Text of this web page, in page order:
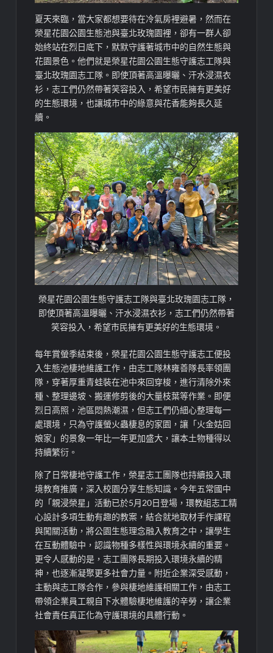
夏天來臨，當大家都想要待在冷氣房裡避暑，然而在
榮星花園公園生態池與臺北玫瑰園裡，卻有一群人卻
始終站在烈日底下，默默守護著城市中的自然生態與
花園景色。他們就是榮星花園公園生態守護志工隊與
臺北玫瑰園志工隊。即使頂著高溫曝曬、汗水浸濕衣
衫，志工們仍然帶著笑容投入，希望市民擁有更美好
的生態環境，也讓城市中的綠意與花香能夠長久延
續。
榮星花園公園生態守護志工隊與臺北玫瑰園志工隊，
即使頂著高溫曝曬、汗水浸濕衣衫，志工們仍然帶著
笑容投入，希望市民擁有更美好的生態環境。
每年賞螢季結束後，榮星花園公園生態守護志工便投
入生態池棲地維護工作，由志工隊林雍善隊長率領團
隊，穿著厚重青蛙裝在池中來回穿梭，進行清除外來
種、整理邊坡、搬運修剪後的大量枝葉等作業。即便
烈日高照，池區悶熱潮濕，但志工們仍細心整理每一
處環境，只為守護螢火蟲棲息的家園，讓「火金姑回
娘家」的景象一年比一年更加盛大，讓本土物種得以
持續繁衍。
除了日常棲地守護工作，榮星志工團隊也持續投入環
境教育推廣，深入校園分享生態知識。今年五常國中
的「親浸榮星」活動已於5月20日登場，環教組志工精
心設計多項生動有趣的教案，結合就地取材手作課程
與闖關活動，將公園生態理念融入教育之中，讓學生
在互動體驗中，認識物種多樣性與環境永續的重要。
更令人感動的是，志工團隊長期投入環境永續的精
神，也逐漸凝聚更多社會力量。附近企業深受感動，
主動與志工隊合作，參與棲地維護相關工作，由志工
帶領企業員工親自下水體驗棲地維護的辛勞，讓企業
社會責任真正化為守護環境的具體行動。